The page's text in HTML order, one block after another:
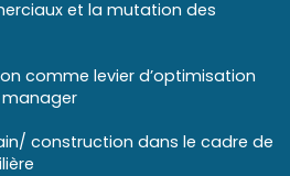
et la mutation des
comme levier d’optimisation
manager
construction dans le cadre de